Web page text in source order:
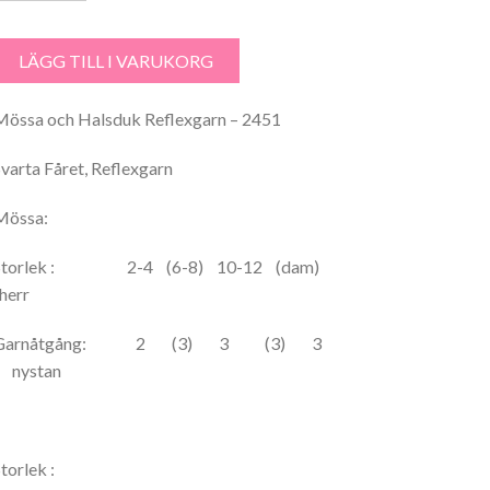
LÄGG TILL I VARUKORG
och Halsduk Reflexgarn – 2451
Fåret, Reflexgarn
: 2-4 (6-8) 10-12 (dam)
2 (3) 3 (3) 3
: